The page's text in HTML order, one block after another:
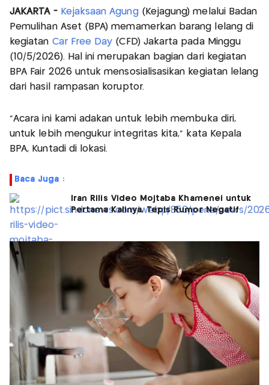
JAKARTA - Kejaksaan Agung(Kejagung) melalui Badan
Pemulihan Aset (BPA) memamerkan barang lelang di
kegiatan Car Free Day (CFD) Jakarta pada Minggu
(10/5/2026). Hal ini merupakan bagian dari kegiatan
BPA Fair 2026 untuk mensosialisasikan kegiatan lelang
dari hasil rampasan koruptor.
"Acara ini kami adakan untuk lebih membuka diri,
untuk lebih mengukur integritas kita,” kata Kepala
BPA, Kuntadi di lokasi.
Baca Juga :
Iran Rilis Video Mojtaba Khamenei untuk
Pertama Kalinya, Tepis Rumor Negatif